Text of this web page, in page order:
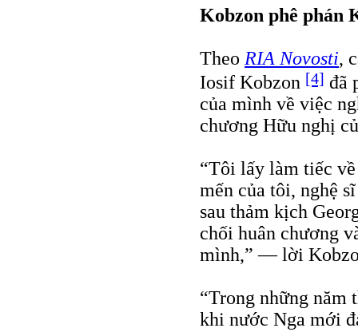
Kobzon phê phán
Theo RIA Novosti,
Iosif Kobzon [4] đã
của mình về việc
chương Hữu nghị
“Tôi lấy làm tiếc
mến của tôi, nghệ
sau thảm kịch
chối huân chương
mình,” — lời
“Trong những năm
khi nước Nga mới